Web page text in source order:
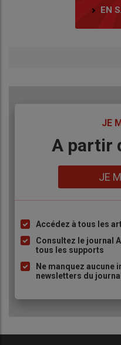
EN
JE
BodyA partir
JE
Liste
à
puce
Accédez à tous les
Consultez le journal
tous les supports
Ne manquez aucune
newsletters du